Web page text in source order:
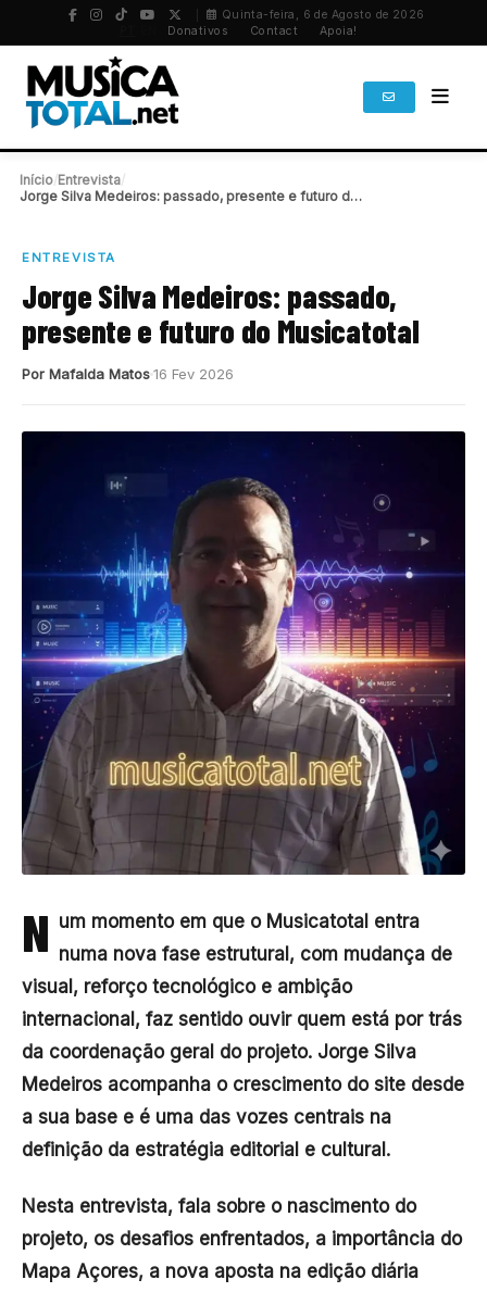
Quinta-feira, 6 de Agosto de 2026
Donativos Contact Apoia!
Início Entrevista
Jorge Silva Medeiros: passado, presente e futuro do…
ENTREVISTA
Jorge Silva Medeiros: passado,
presente e futuro do Musicatotal
Por Mafalda Matos16 Fev 2026
N um momento em que o Musicatotal entra
numa nova fase estrutural, com mudança de
visual, reforço tecnológico e ambição
internacional, faz sentido ouvir quem está por trás
da coordenação geral do projeto. Jorge Silva
Medeiros acompanha o crescimento do site desde
a sua base e é uma das vozes centrais na
definição da estratégia editorial e cultural.
Nesta entrevista, fala sobre o nascimento do
projeto, os desafios enfrentados, a importância do
Mapa Açores, a nova aposta na edição diária